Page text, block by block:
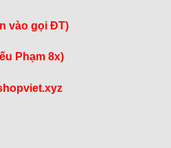
vào gọi ĐT)
Phạm 8x)